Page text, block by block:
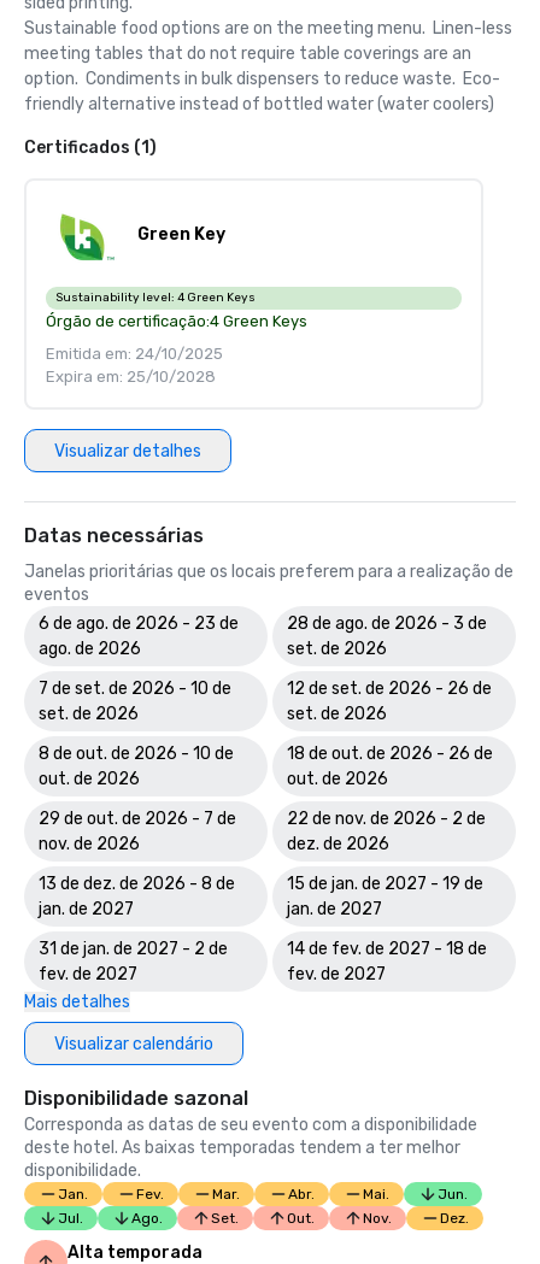
Sustainable food options are on the meeting menu.  Linen-less
meeting tables that do not require table coverings are an
option.  Condiments in bulk dispensers to reduce waste.  Eco-
friendly alternative instead of bottled water (water coolers)
Certificados (1)
Green Key
Sustainability level: 4 Green Keys
Órgão de certificação:4 Green Keys
Emitida em: 24/10/2025
Expira em: 25/10/2028
Visualizar detalhes
Datas necessárias
Janelas prioritárias que os locais preferem para a realização de
eventos
6 de ago. de 2026 - 23 de
ago. de 2026
28 de ago. de 2026 - 3 de
set. de 2026
7 de set. de 2026 - 10 de
set. de 2026
12 de set. de 2026 - 26 de
set. de 2026
8 de out. de 2026 - 10 de
out. de 2026
18 de out. de 2026 - 26 de
out. de 2026
29 de out. de 2026 - 7 de
nov. de 2026
22 de nov. de 2026 - 2 de
dez. de 2026
13 de dez. de 2026 - 8 de
jan. de 2027
15 de jan. de 2027 - 19 de
jan. de 2027
31 de jan. de 2027 - 2 de
fev. de 2027
14 de fev. de 2027 - 18 de
fev. de 2027
Mais detalhes
Visualizar calendário
Disponibilidade sazonal
Corresponda as datas de seu evento com a disponibilidade
deste hotel. As baixas temporadas tendem a ter melhor
disponibilidade.
Jan. Fev. Mar. Abr. Mai.
Jun.
Jul.
Ago. Set. Out. Nov. Dez.
Alta temporada